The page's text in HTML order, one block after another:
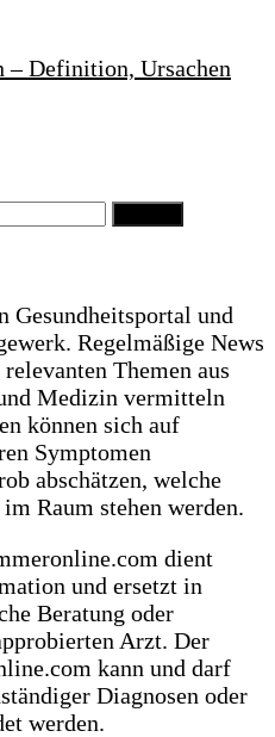
– Definition, Ursachen
Gesundheitsportal und
Regelmäßige News
Themen aus
Medizin vermitteln
können sich auf
Symptomen
abschätzen, welche
Raum stehen werden.
dient
und ersetzt in
Beratung oder
Arzt. Der
kann und darf
Diagnosen oder
werden.